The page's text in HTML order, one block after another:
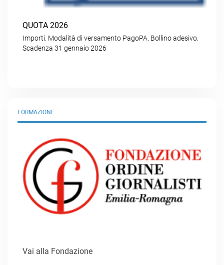
QUOTA 2026
Importi. Modalità di versamento PagoPA. Bollino adesivo.
Scadenza 31 gennaio 2026
FORMAZIONE
Vai alla Fondazione